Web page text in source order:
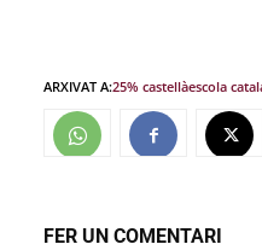
ARXIVAT A:25% castellàescola
FER UN COMENTARI